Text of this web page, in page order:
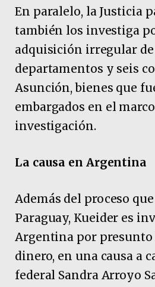
En paralelo, la Justicia
también los investiga
adquisición irregular de
departamentos y seis
Asunción, bienes que
embargados en el
investigación.
La causa en Argentina
Además del proceso
Paraguay, Kueider es
Argentina por presunto
dinero, en una causa a
federal Sandra Arroyo